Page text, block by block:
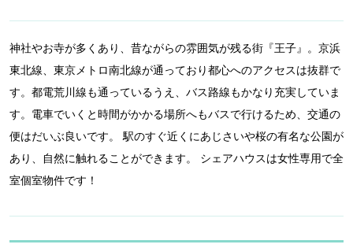
神社やお寺が多くあり、昔ながらの雰囲気が残る街『王子』。京浜
東北線、東京メトロ南北線が通っており都心へのアクセスは抜群で
す。都電荒川線も通っているうえ、バス路線もかなり充実していま
す。電車でいくと時間がかかる場所へもバスで行けるため、交通の
便はだいぶ良いです。 駅のすぐ近くにあじさいや桜の有名な公園が
あり、自然に触れることができます。 シェアハウスは女性専用で全
室個室物件です！